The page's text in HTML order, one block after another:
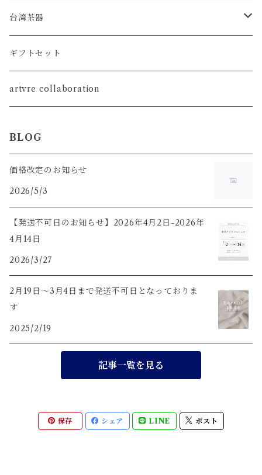
台湾茶器
SET
茶壺
茶荷
茶通・茶匙・茶挟・茶則
水出しボトル
ギフトセット
artvre collaboration
BLOG
価格改定のお知らせ
2026/5/3
【発送不可日のお知らせ】2026年4月2日-2026年
4月14日
2026/3/27
2月19日〜3月4日まで発送不可日となっておりま
す
2025/2/19
記事一覧を見る
保存 シェア LINE ポスト